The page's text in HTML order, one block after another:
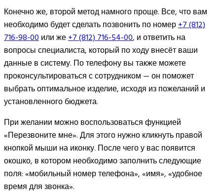
Конечно же, второй метод намного проще. Все, что вам
необходимо будет сделать позвонить по номер+7 (812)
716-98-00или же+7 (812) 716-54-00, и ответить на
вопросы специалиста, который по ходу внесёт ваши
данные в систему. По телефону вы также можете
проконсультироваться с сотрудником — он поможет
выбрать оптимальное изделие, исходя из пожеланий и
установленного бюджета.
При желании можно воспользоваться функцией
«Перезвоните мне». Для этого нужно кликнуть правой
кнопкой мыши на иконку. После чего у вас появится
окошко, в котором необходимо заполнить следующие
поля: «мобильный номер телефона», «имя», «удобное
время для звонка».